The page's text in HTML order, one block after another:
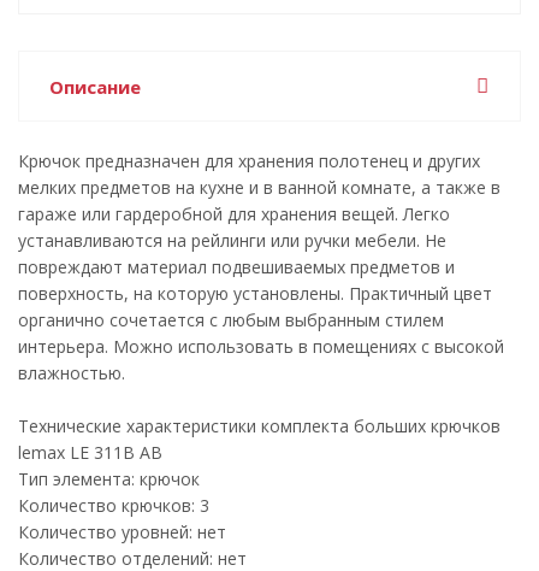
Описание
Крючок предназначен для хранения полотенец и других
мелких предметов на кухне и в ванной комнате, а также в
гараже или гардеробной для хранения вещей. Легко
устанавливаются на рейлинги или ручки мебели. Не
повреждают материал подвешиваемых предметов и
поверхность, на которую установлены. Практичный цвет
органично сочетается с любым выбранным стилем
интерьера. Можно использовать в помещениях с высокой
влажностью.
Технические характеристики комплекта больших крючков
lemax LE 311B AB
Тип элемента: крючок
Количество крючков: 3
Количество уровней: нет
Количество отделений: нет